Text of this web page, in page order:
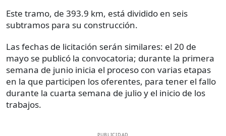
Este tramo, de 393.9 km, está dividido en seis
subtramos para su construcción.
Las fechas de licitación serán similares: el 20 de
mayo se publicó la convocatoria; durante la primera
semana de junio inicia el proceso con varias etapas
en la que participen los oferentes, para tener el fallo
durante la cuarta semana de julio y el inicio de los
trabajos.
PUBLICIDAD